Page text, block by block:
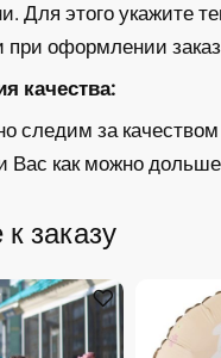
Для этого укажите
при оформлении
качества:
следим за качеством
Вас как можно
заказу